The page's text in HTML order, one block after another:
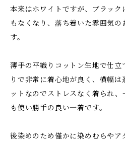
本来はホワイトですが、ブラッ
もなくなり、落ち着いた雰囲気
す。
薄手の平織りコットン生地で仕
りで非常に着心地が良く、横幅
ットなのでストレスなく着られ
も使い勝手の良い一着です。
後染めのため僅かに染めむらやア